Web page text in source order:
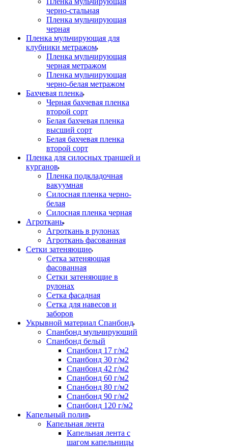
черно-стальная
Пленка мульчирующая
черная
Пленка мульчирующая для
клубники метражом
Пленка мульчирующая
черная метражом
Пленка мульчирующая
черно-белая метражом
Бахчевая пленка
Черная бахчевая пленка
второй сорт
Белая бахчевая пленка
высший сорт
Белая бахчевая пленка
второй сорт
Пленка для силосных траншей и
курганов
Пленка подкладочная
вакуумная
Силосная пленка черно-
белая
Силосная пленка черная
Агроткань
Агроткань в рулонах
Агроткань фасованная
Сетки затеняющие
Сетка затеняющая
фасованная
Сетки затеняющие в
рулонах
Сетка фасадная
Сетка для навесов и
заборов
Укрывной материал Спанбонд
Спанбонд мульчирующий
Спанбонд белый
Спанбонд 17 г/м2
Спанбонд 30 г/м2
Спанбонд 42 г/м2
Спанбонд 60 г/м2
Спанбонд 80 г/м2
Спанбонд 90 г/м2
Спанбонд 120 г/м2
Капельный полив
Капельная лента
Капельная лента с
шагом капельницы